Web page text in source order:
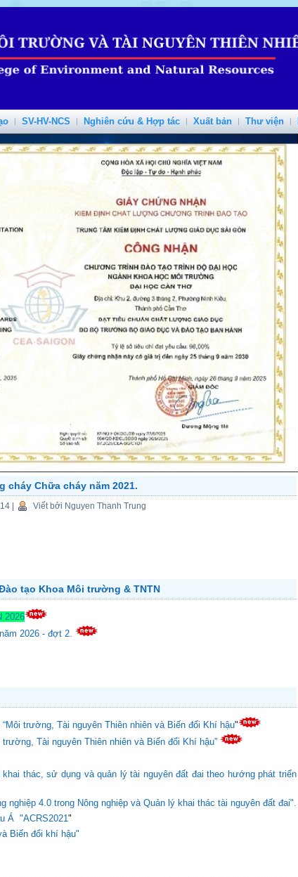
SV-HV-NCS Nghiên cứu & Hợp tác Xuất bản Thư viện
Chữa cháy năm 2021.
Viết bởi Nguyen Thanh Trung
tạo Khoa Môi trường & TNTN
2026
2026 - đợt 2.
trường, Tài nguyên Thiên nhiên và Biến đổi Khí hậu"
Tài nguyên Thiên nhiên và Biến đổi Khí hậu”
thác, sử dụng và quản lý tài nguyên đất đai theo hướng phát triển
nghiệp 4.0 trong Nông nghiệp và Quản lý khai thác tài nguyên đất đai".
Á "ACRS2021"
Biến đổi khí hậu"